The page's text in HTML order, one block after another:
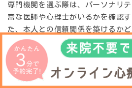
専門機関を選ぶ際は、パーソナリ
富な医師や心理士がいるかを確認
た、本人との信頼関係を築けるか
重要です。
初診の流れ